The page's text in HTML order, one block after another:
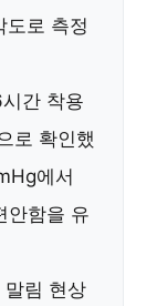
도로 측정
간 착용
로 확인했
에서
안함을 유
말림 현상